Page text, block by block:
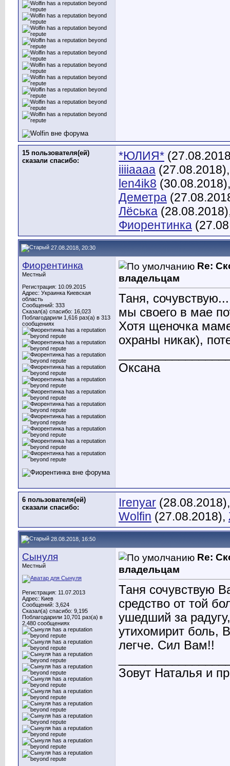
15 пользователя(ей)
сказали cпасибо:
*ЮЛИЯ*
iiiiaaaa
len4ik8
Деметра
Лёська
Фиорентинка
27.08.2018, 20:30
Фиорентинка
Местный
Регистрация: 10.09.2015
Адрес: Украинка Киевская
область
Сообщений: 333
Сказал(а) спасибо: 16,023
Поблагодарили 1,616 раз(а) в 313
сообщениях
Re:
владельцам
Таня,
мы своего в мае
Хотя щеночка
охраны никак),
Оксана
6 пользователя(ей)
сказали cпасибо:
Irenyar
Wolfin (27.08.2018),
28.08.2018, 16:50
Сынуля
Местный
Регистрация: 11.07.2013
Адрес: Киев
Сообщений: 3,624
Сказал(а) спасибо: 9,195
Поблагодарили 10,701 раз(а) в
2,480 сообщениях
Re:
владельцам
Таня сочувствую
средство от той
ушедший за
утихомирит боль,
легче. Сил Вам!!
Зовут Наталья и